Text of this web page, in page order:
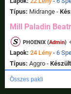
Típus: Midrange -
Mill Paladin
PHOENIX (Admin)
Lapok: 24 Lény - 6
Típus: Aggro -
Összes pakli